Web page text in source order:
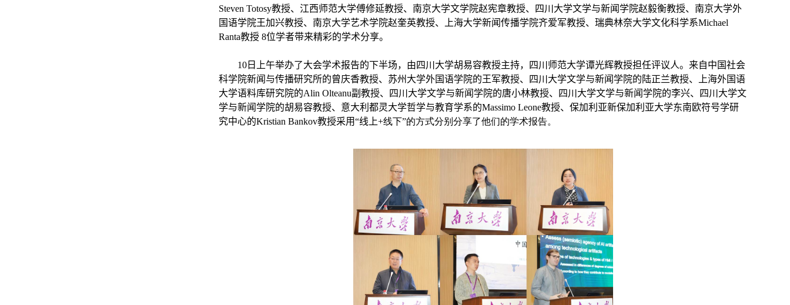
Steven Totosy教授、江西师范大学傅修延教授、南京大学文学院赵宪章教授、四川大学文学与新闻学院赵毅衡教授、南京大学外
国语学院王加兴教授、南京大学艺术学院赵奎英教授、上海大学新闻传播学院齐爱军教授、瑞典林奈大学文化科学系Michael
Ranta教授 8位学者带来精彩的学术分享。
10 日上午举办了大会学术报告的下半场，由四川大学胡易容教授主持，四川师范大学谭光辉教授担任评议人。来自中国社会
科学院新闻与传播研究所的曾庆香教授、苏州大学外国语学院的王军教授、四川大学文学与新闻学院的陆正兰教授、上海外国语
大学语料库研究院的Alin Olteanu副教授、四川大学文学与新闻学院的唐小林教授、四川大学文学与新闻学院的李兴、四川大学文
学与新闻学院的胡易容教授、意大利都灵大学哲学与教育学系的Massimo Leone教授、保加利亚新保加利亚大学东南欧符号学研
究中心的Kristian Bankov教授采用“线上+线下”的方式分别分享了他们的学术报告。